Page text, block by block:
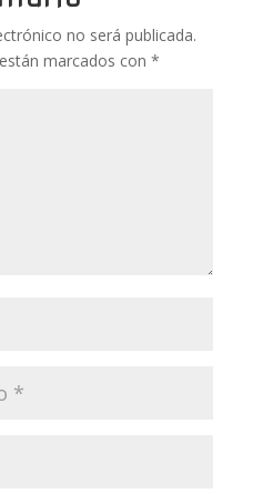
no será publicada.
marcados con *